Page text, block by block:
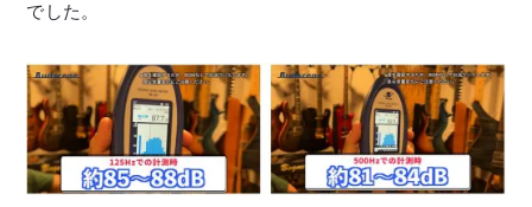
でした。